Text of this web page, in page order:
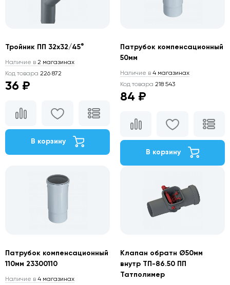
Тройник ПП 32х32/45°
Наличие в 2 магазинах
Код товара 226 872
36 ₽
В корзину
Патрубок компенсационный
50мм
Наличие в 4 магазинах
Код товара 218 543
84 ₽
В корзину
Патрубок компенсационный
110мм 23300110
Наличие в 4 магазинах
Клапан обратн Ø50мм
внутр ТП-86.50 ПП
Татполимер